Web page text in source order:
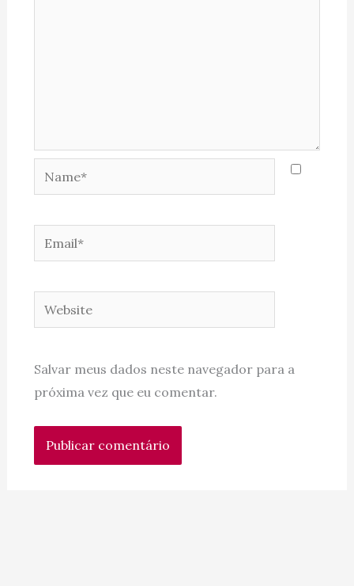
Name*
Email*
Website
Salvar meus dados neste navegador para a
próxima vez que eu comentar.